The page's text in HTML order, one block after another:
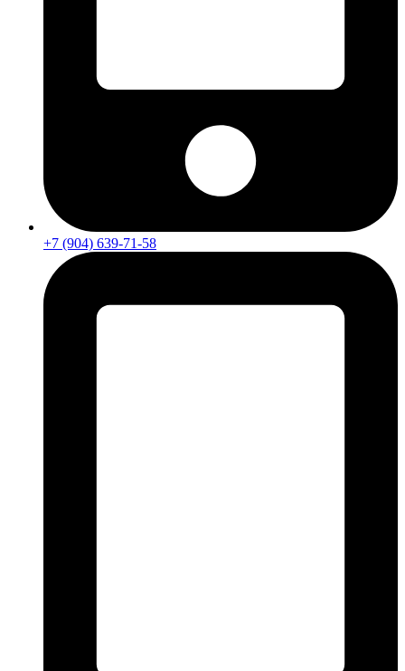
+7 (904) 639-71-58